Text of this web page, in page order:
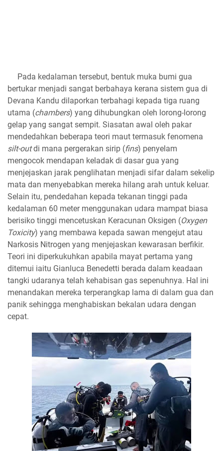
​Pada kedalaman tersebut, bentuk muka bumi gua
bertukar menjadi sangat berbahaya kerana sistem gua di
Devana Kandu dilaporkan terbahagi kepada tiga ruang
utama (chambers) yang dihubungkan oleh lorong-lorong
gelap yang sangat sempit. Siasatan awal oleh pakar
mendedahkan beberapa teori maut termasuk fenomena
silt-outdi mana pergerakan sirip (fins) penyelam
mengocok mendapan keladak di dasar gua yang
menjejaskan jarak penglihatan menjadi sifar dalam sekelip
mata dan menyebabkan mereka hilang arah untuk keluar.
Selain itu, pendedahan kepada tekanan tinggi pada
kedalaman 60 meter menggunakan udara mampat biasa
berisiko tinggi mencetuskan Keracunan Oksigen (Oxygen
Toxicity) yang membawa kepada sawan mengejut atau
Narkosis Nitrogen yang menjejaskan kewarasan berfikir.
Teori ini diperkukuhkan apabila mayat pertama yang
ditemui iaitu Gianluca Benedetti berada dalam keadaan
tangki udaranya telah kehabisan gas sepenuhnya. Hal ini
menandakan mereka terperangkap lama di dalam gua dan
panik sehingga menghabiskan bekalan udara dengan
cepat.